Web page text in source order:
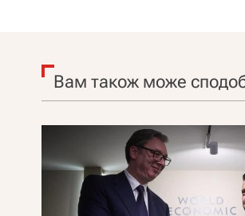
Вам також може